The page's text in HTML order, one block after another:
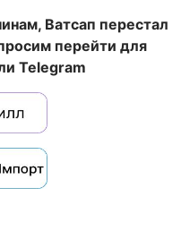
Ватсап перестал
перейти для
Telegram